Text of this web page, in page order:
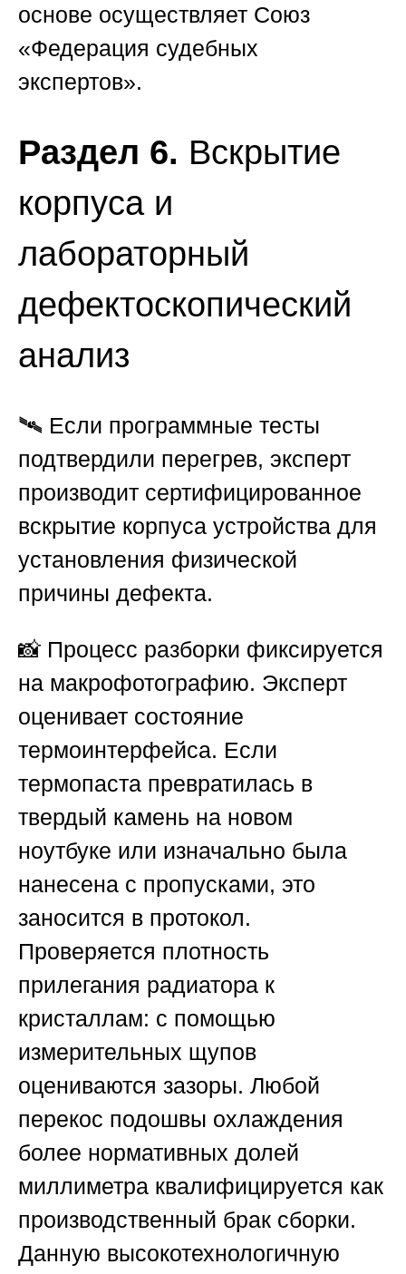
основе осуществляет Союз
«Федерация судебных
экспертов».
Раздел 6. Вскрытие
корпуса и
лабораторный
дефектоскопический
анализ
🛰️ Если программные тесты
подтвердили перегрев, эксперт
производит сертифицированное
вскрытие корпуса устройства для
установления физической
причины дефекта.
📸 Процесс разборки фиксируется
на макрофотографию. Эксперт
оценивает состояние
термоинтерфейса. Если
термопаста превратилась в
твердый камень на новом
ноутбуке или изначально была
нанесена с пропусками, это
заносится в протокол.
Проверяется плотность
прилегания радиатора к
кристаллам: с помощью
измерительных щупов
оцениваются зазоры. Любой
перекос подошвы охлаждения
более нормативных долей
миллиметра квалифицируется как
производственный брак сборки.
Данную высокотехнологичную